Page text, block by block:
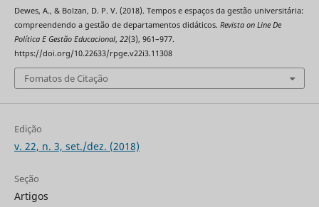
Dewes, A., & Bolzan, D. P. V. (2018). Tempos e espaços da gestão universitária:
compreendendo a gestão de departamentos didáticos. Revista on Line De
Política E Gestão Educacional, 22(3), 961–977.
https://doi.org/10.22633/rpge.v22i3.11308
Fomatos de Citação
Edição
v. 22, n. 3, set./dez. (2018)
Seção
Artigos